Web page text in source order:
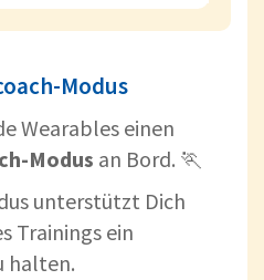
Modus
Wearables einen
Modus an Bord. 🏃
unterstützt Dich
Trainings ein
halten.